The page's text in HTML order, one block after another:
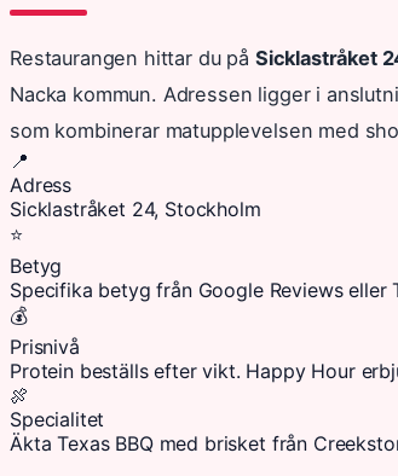
Restaurangen hittar du på Sicklastråket
Nacka kommun. Adressen ligger i
som kombinerar matupplevelsen med
📍
Adress
Sicklastråket 24, Stockholm
⭐
Betyg
Specifika betyg från Google Reviews
💰
Prisnivå
Protein beställs efter vikt. Happy Hour
🍖
Specialitet
Äkta Texas BBQ med brisket från